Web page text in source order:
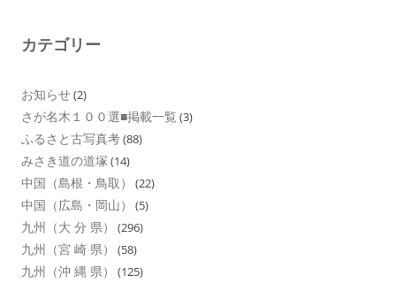
カテゴリー
お知らせ(2)
さが名木１００選■掲載一覧 (3)
ふるさと古写真考(88)
みさき道の道塚 (14)
中国（島根・鳥取） (22)
中国（広島・岡山） (5)
九州（大 分 県） (296)
九州（宮 崎 県） (58)
九州（沖 縄 県） (125)